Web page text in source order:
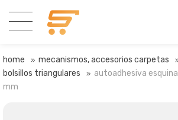
home
mecanismos, accesorios carpetas
bolsillos triangulares
autoadhesiva
mm